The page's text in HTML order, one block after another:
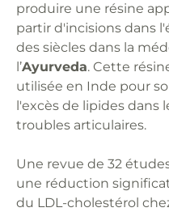
produire une résine
partir d'incisions dans
des siècles dans la
l’Ayurveda. Cette
utilisée en Inde pour
l'excès de lipides dans
troubles articulaires.
Une revue de 32
une réduction
du LDL-cholestérol